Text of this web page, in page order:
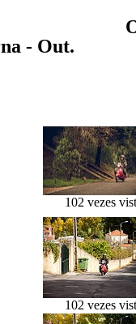
- Out.
102 vezes
102 vezes